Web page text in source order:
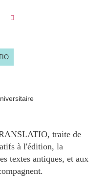
sur Facebook
sur LinkedIn
traite de
à l'édition, la
textes antiques, et aux